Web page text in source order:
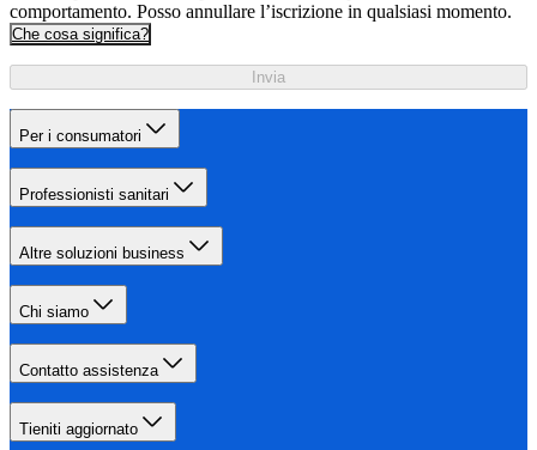
comportamento. Posso annullare l’iscrizione in qualsiasi momento.
Che cosa significa?
Invia
Per i consumatori
Professionisti sanitari
Altre soluzioni business
Chi siamo
Contatto assistenza
Tieniti aggiornato